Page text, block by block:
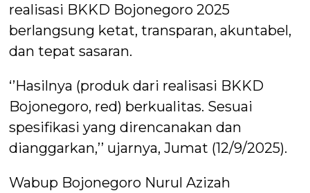
realisasi BKKD Bojonegoro 2025
berlangsung ketat, transparan, akuntabel,
dan tepat sasaran.
‘’Hasilnya (produk dari realisasi BKKD
Bojonegoro, red) berkualitas. Sesuai
spesifikasi yang direncanakan dan
dianggarkan,’’ ujarnya, Jumat (12/9/2025).
Wabup Bojonegoro Nurul Azizah